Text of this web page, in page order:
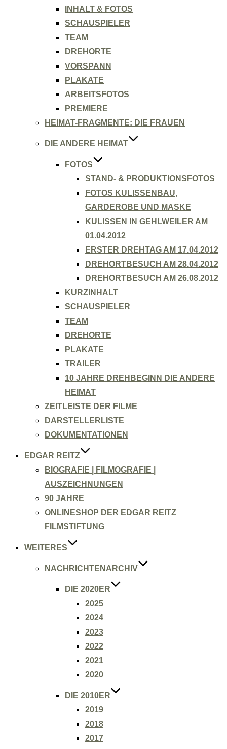
INHALT & FOTOS
SCHAUSPIELER
TEAM
DREHORTE
VORSPANN
PLAKATE
ARBEITSFOTOS
PREMIERE
HEIMAT-FRAGMENTE: DIE FRAUEN
DIE ANDERE HEIMAT
FOTOS
STAND- & PRODUKTIONSFOTOS
FOTOS KULISSENBAU,
GARDEROBE UND MASKE
KULISSEN IN GEHLWEILER AM
01.04.2012
ERSTER DREHTAG AM 17.04.2012
DREHORTBESUCH AM 28.04.2012
DREHORTBESUCH AM 26.08.2012
KURZINHALT
SCHAUSPIELER
TEAM
DREHORTE
PLAKATE
TRAILER
10 JAHRE DREHBEGINN DIE ANDERE
HEIMAT
ZEITLEISTE DER FILME
DARSTELLERLISTE
DOKUMENTATIONEN
EDGAR REITZ
BIOGRAFIE | FILMOGRAFIE |
AUSZEICHNUNGEN
90 JAHRE
ONLINESHOP DER EDGAR REITZ
FILMSTIFTUNG
WEITERES
NACHRICHTENARCHIV
DIE 2020ER
2025
2024
2023
2022
2021
2020
DIE 2010ER
2019
2018
2017